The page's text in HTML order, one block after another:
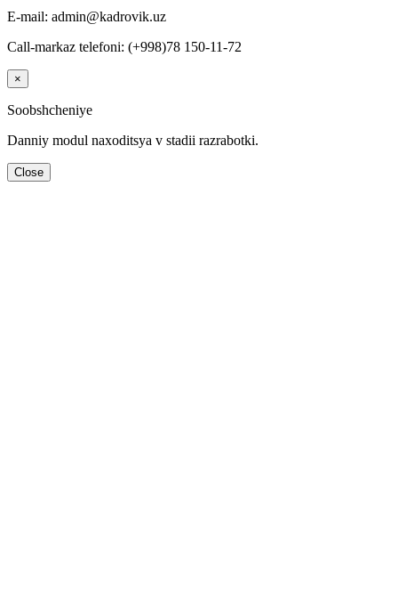
E-mail: admin@kadrovik.uz
Call-markaz telefoni: (+998)78 150-11-72
×
Soobshcheniye
Danniy modul naхoditsya v stadii razrabotki.
Close